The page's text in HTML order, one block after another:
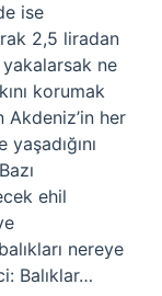
ise
2,5 liradan
yakalarsak ne
korumak
Akdeniz’in her
ehil
nereye
Balıklar…